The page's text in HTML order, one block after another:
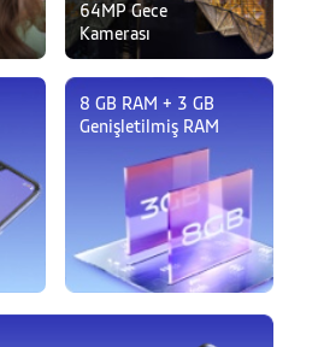
64MP Gece
Kamerası
8 GB RAM + 3 GB
Genişletilmiş RAM